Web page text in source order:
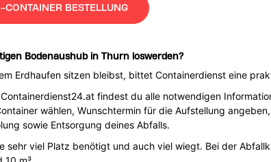
BESTELLUNG
Bodenaushub in Thurn loswerden?
Erdhaufen sitzen bleibst, bittet Containerdienst eine
findest du alle notwendigen
wählen, Wunschtermin für die Aufstellung
sowie Entsorgung deines Abfalls.
sehr viel Platz benötigt und auch viel wiegt. Bei der